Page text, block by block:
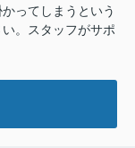
ってしまうという
。スタッフがサポ